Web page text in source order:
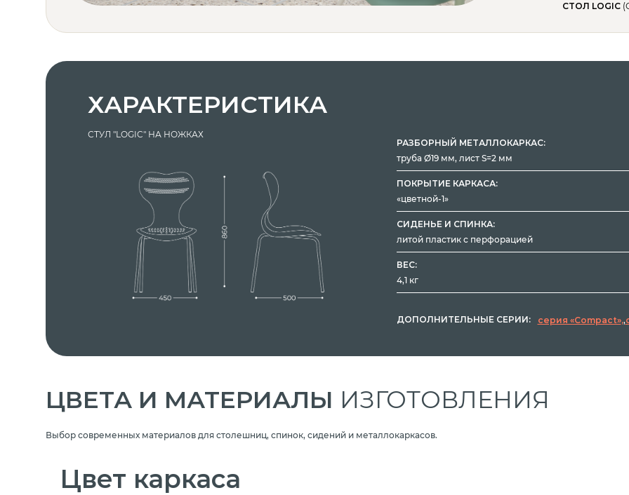
СТОЛ LOGIC
ХАРАКТЕРИСТИКА
СТУЛ "LOGIC" НА НОЖКАХ
РАЗБОРНЫЙ МЕТАЛЛОКАРКАС:
труба Ø19 мм, лист S=2 мм
ПОКРЫТИЕ КАРКАСА:
«цветной-1»
СИДЕНЬЕ И СПИНКА:
литой пластик с перфорацией
ВЕС:
4,1 кг
ДОПОЛНИТЕЛЬНЫЕ СЕРИИ: серия «Compact» ,
ЦВЕТА И МАТЕРИАЛЫ ИЗГОТОВЛЕНИЯ
Выбор современных материалов для столешниц, спинок, сидений и металлокаркасов.
Цвет каркаса